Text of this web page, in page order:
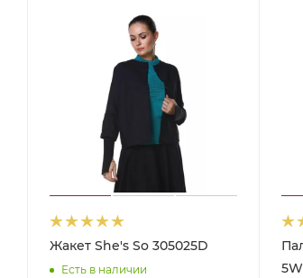
Жакет She's So 305025D
Есть в наличии